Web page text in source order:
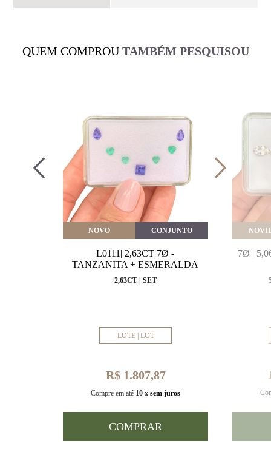
QUEM COMPROU TAMBÉM PESQUISOU
NOVO CONJUNTO
L0111| 2,63CT 7Ø -
TANZANITA + ESMERALDA
2,63CT | SET
LOTE | LOT
R$ 1.807,87
Compre em até 10 x sem juros
COMPRAR
7Ø |